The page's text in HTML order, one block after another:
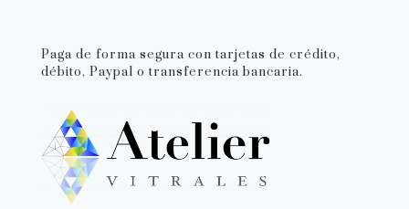
Paga de forma segura con tarjetas de crédito,
débito, Paypal o transferencia bancaria.